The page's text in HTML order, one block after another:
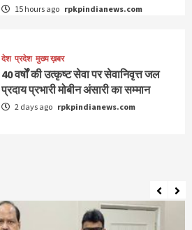
15 hours ago rpkpindianews.com
देश प्रदेश मुख्य ख़बर
40 वर्षों की उत्कृष्ट सेवा पर सेवानिवृत्त जल
प्रदाय प्रभारी मोबीन अंसारी का सम्मान
2 days ago rpkpindianews.com